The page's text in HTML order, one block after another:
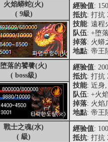
火焰蟒蛇(火)
( 9級)
經验值:
抵抗: 打抗
技能: 遠程
队伍: +堕
掉落: 火蟒
地點: 帝王
堕落的饕餮(火)
( boss級)
經验值:
抵抗: 打抗
技能: 近身
队伍: +火
掉落: 火焰
地點: 帝王
戰士之魂(水)
( 級)
經验值:
抵抗: 打抗